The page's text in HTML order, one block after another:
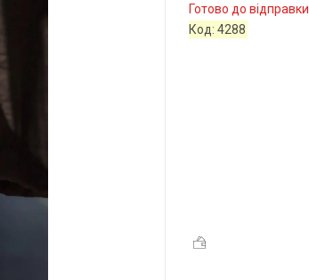
Готово до
Код:4288